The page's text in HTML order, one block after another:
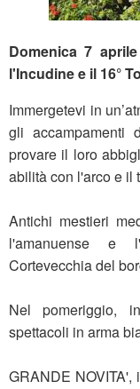
Domenica 7
l'Incudine e il 16°
Immergetevi in
gli accampamenti
provare il loro
abilità con l'arco e il
Antichi mestieri
l'amanuense e
Cortevecchia del
Nel pomeriggio,
spettacoli in arma
GRANDE NOVITA',